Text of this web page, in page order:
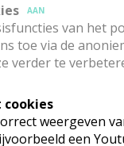
AAN
van het
toe via de
verder te
cookies
weergeven
een